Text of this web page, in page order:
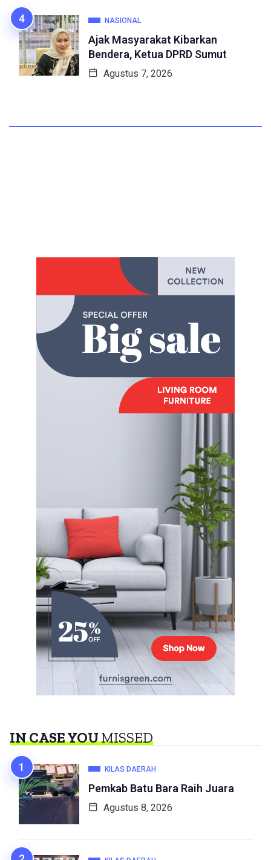
NASIONAL
Ajak Masyarakat Kibarkan
Bendera, Ketua DPRD Sumut
Agustus 7, 2026
IN CASE YOUMISSED
KILAS DAERAH
Pemkab Batu Bara Raih Juara
Agustus 8, 2026